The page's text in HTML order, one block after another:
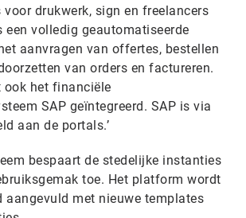
drukwerk, sign en freelancers
een volledig geautomatiseerde
aanvragen van offertes, bestellen
van orders en factureren.
ook het financiële
SAP geïntegreerd. SAP is via
aan de portals.’
bespaart de stedelijke instanties
toe. Het platform wordt
aangevuld met nieuwe templates